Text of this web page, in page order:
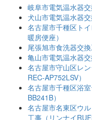
岐阜市電気温水器
犬山市電気温水器
名古屋市千種区ト
暖房便座）
尾張旭市食洗器交
亀山市電気温水器
名古屋市守山区レ
REC-AP752LSV）
名古屋市千種区浴
BB241B）
名古屋市名東区ウ
工事（リンナイ